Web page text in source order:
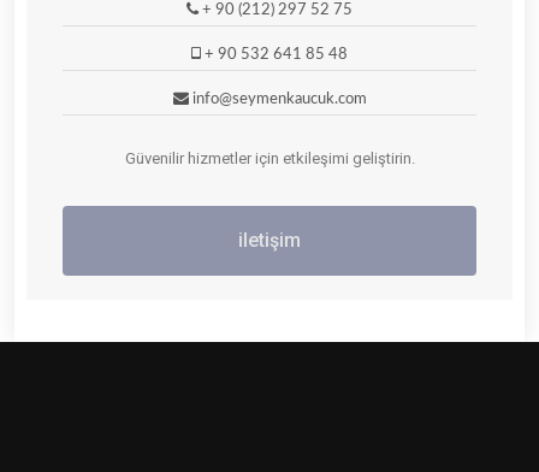
+ 90 (212) 297 52 75
+ 90 532 641 85 48
info@seymenkaucuk.com
Güvenilir hizmetler için etkileşimi geliştirin.
iletişim